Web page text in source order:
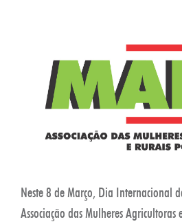
Neste 8 de Março, Dia Internacional
Associação das Mulheres Agricultoras